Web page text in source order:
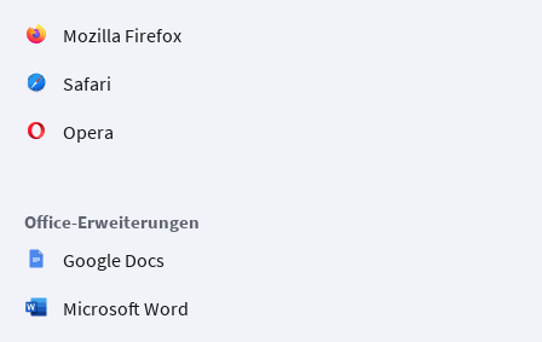
Mozilla Firefox
Safari
Opera
Office-Erweiterungen
Google Docs
Microsoft Word